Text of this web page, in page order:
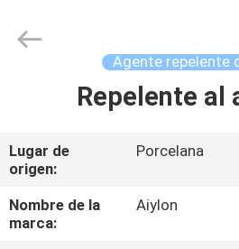
PRODUCTOS
COMPANY
LIMITED.
Agente repelente
Repelente al
Lugar de
origen:
Porcelana
Nombre de la
marca:
Aiylon